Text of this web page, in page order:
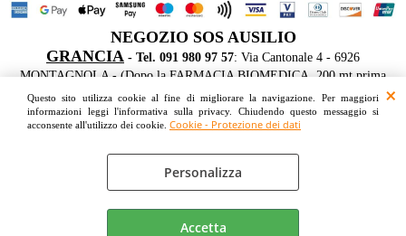
Questo sito utilizza cookie al fine di migliorare la navigazione. Per maggiori
informazioni leggi l'informativa sulla privacy. Chiudendo questo messaggio si
acconsente all'utilizzo dei cookie. Cookie - Protezione dei dati
Personalizza
Accetta
Sabato su appuntamento
Ho letto ed accetto le condizioni dell'informativa privacy
NEGOZIO SOS AUSILIO
GRANCIA - Tel. 091 980 97 57: Via Cantonale 4 - 6926
MONTAGNOLA - (Dopo la FARMACIA BIOMEDICA, 200 mt prima
dell'IKEA sul lato destro FRONTE STRADA - Parcheggio gratuito davanti
le vetrine)
Cookie - Protezione dei dati